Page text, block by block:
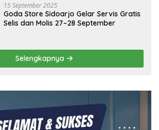
15 September 2025
Goda Store Sidoarjo Gelar Servis Gratis
Selis dan Molis 27–28 September
Selengkapnya